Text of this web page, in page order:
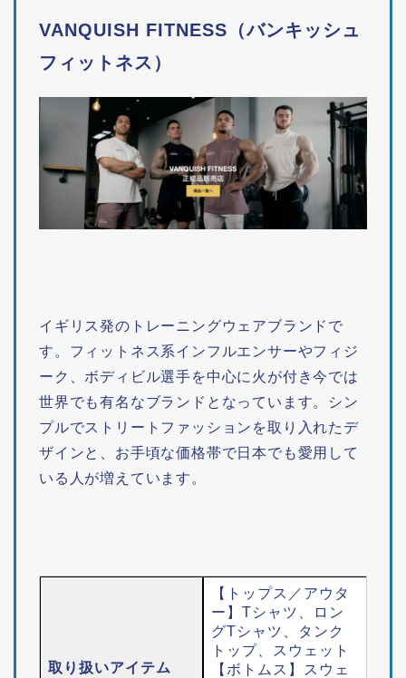
VANQUISH FITNESS （バンキッシュ
フィットネス ）
イギリス発のトレーニングウェアブランドで
す。フィットネス系インフルエンサーやフィジ
ーク、ボディビル選手を中心に火が付き今では
世界でも有名なブランドとなっています。シン
プルでストリートファッションを取り入れたデ
ザインと、お手頃な価格帯で日本でも愛用して
いる人が増えています。
取り扱いアイテム
【トップス／アウタ
ー】Tシャツ、ロン
グTシャツ、タンク
トップ、スウェット
【ボトムス】スウェ